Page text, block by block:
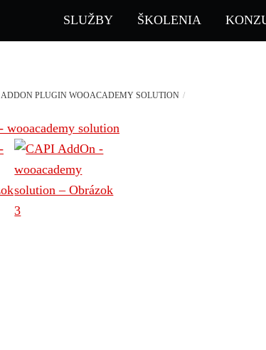
SLUŽBY ŠKOLENIA
ADDON PLUGIN WOOACADEMY SOLUTION